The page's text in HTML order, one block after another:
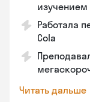
изучением
Работала
Cola
Читать дальше